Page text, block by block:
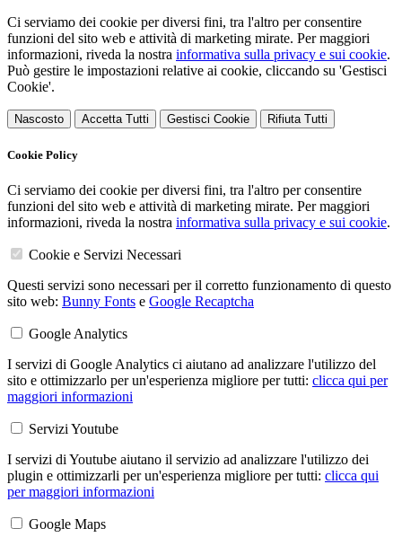
Ci serviamo dei cookie per diversi fini, tra l'altro per consentire
funzioni del sito web e attività di marketing mirate. Per maggiori
informazioni, riveda la nostra informativa sulla privacy e sui cookie.
Può gestire le impostazioni relative ai cookie, cliccando su 'Gestisci
Cookie'.
Nascosto Accetta Tutti Gestisci Cookie Rifiuta Tutti
Cookie Policy
Ci serviamo dei cookie per diversi fini, tra l'altro per consentire
funzioni del sito web e attività di marketing mirate. Per maggiori
informazioni, riveda la nostra informativa sulla privacy e sui cookie.
Cookie e Servizi Necessari
Questi servizi sono necessari per il corretto funzionamento di questo
sito web: Bunny Fonts e Google Recaptcha
Google Analytics
I servizi di Google Analytics ci aiutano ad analizzare l'utilizzo del
sito e ottimizzarlo per un'esperienza migliore per tutti: clicca qui per
maggiori informazioni
Servizi Youtube
I servizi di Youtube aiutano il servizio ad analizzare l'utilizzo dei
plugin e ottimizzarli per un'esperienza migliore per tutti: clicca qui
per maggiori informazioni
Google Maps